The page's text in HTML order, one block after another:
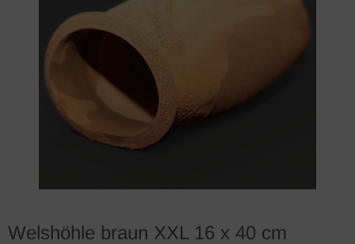
Welshöhle braun XXL 16 x 40 cm